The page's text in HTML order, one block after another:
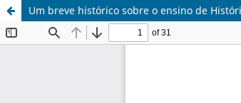
Um breve histórico sobre o ensino de